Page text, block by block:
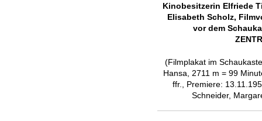
Kinobesitzerin Elfriede
Elisabeth Scholz,
vor dem
(Filmplakat im
Hansa, 2711 m = 99
ffr., Premiere:
Schneider,